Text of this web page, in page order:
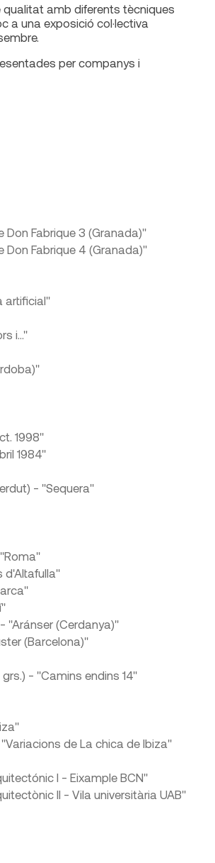
qualitat amb diferents tècniques
a una exposició col·lectiva
per companys i
Don Fabrique 3 (Granada)"
Don Fabrique 4 (Granada)"
artificial"
i..."
1998"
1984"
- "Sequera"
d'Altafulla"
"Aránser (Cerdanya)"
(Barcelona)"
- "Camins endins 14"
de La chica de Ibiza"
I - Eixample BCN"
II - Vila universitària UAB"